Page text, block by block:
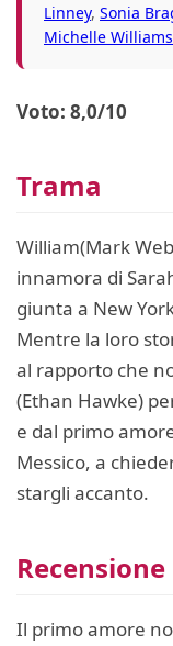
Linney, Sonia
Michelle Williams
Voto: 8,0/10
Trama
William(Mark
innamora di
giunta a New
Mentre la loro
al rapporto che
(Ethan Hawke)
e dal primo
Messico, a
stargli accanto.
Recensione
Il primo amore